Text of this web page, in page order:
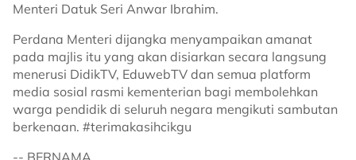
Menteri Datuk Seri Anwar Ibrahim.
Perdana Menteri dijangka menyampaikan amanat
pada majlis itu yang akan disiarkan secara langsung
menerusi DidikTV, EduwebTV dan semua platform
media sosial rasmi kementerian bagi membolehkan
warga pendidik di seluruh negara mengikuti sambutan
berkenaan. #terimakasihcikgu
-- BERNAMA